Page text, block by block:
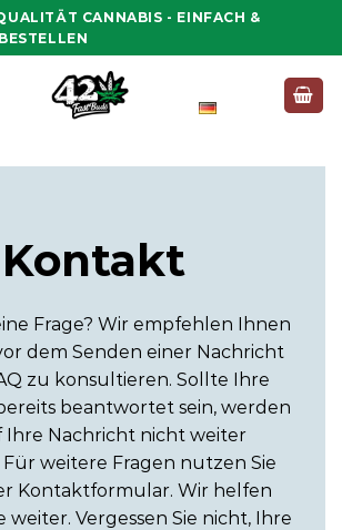
CANNABIS - EINFACH &
Kontakt
Frage? Wir empfehlen Ihnen
dem Senden einer Nachricht
zu konsultieren. Sollte Ihre
beantwortet sein, werden
Ihre Nachricht nicht weiter
weitere Fragen nutzen Sie
Kontaktformular. Wir helfen
weiter. Vergessen Sie nicht, Ihre